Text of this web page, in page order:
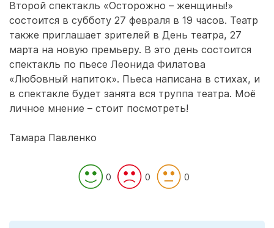
Второй спектакль «Осторожно – женщины!»
состоится в субботу 27 февраля в 19 часов. Театр
также приглашает зрителей в День театра, 27
марта на новую премьеру. В это день состоится
спектакль по пьесе Леонида Филатова
«Любовный напиток». Пьеса написана в стихах, и
в спектакле будет занята вся труппа театра. Моё
личное мнение – стоит посмотреть!
Тамара Павленко
0 0 0